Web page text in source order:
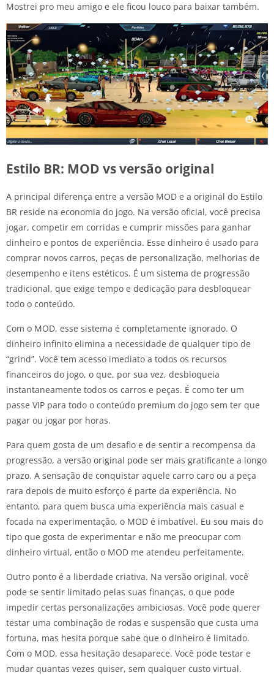
Mostrei pro meu amigo e ele ficou louco para baixar também.
Estilo BR: MOD vs versão original
A principal diferença entre a versão MOD e a original do Estilo
BR reside na economia do jogo. Na versão oficial, você precisa
jogar, competir em corridas e cumprir missões para ganhar
dinheiro e pontos de experiência. Esse dinheiro é usado para
comprar novos carros, peças de personalização, melhorias de
desempenho e itens estéticos. É um sistema de progressão
tradicional, que exige tempo e dedicação para desbloquear
todo o conteúdo.
Com o MOD, esse sistema é completamente ignorado. O
dinheiro infinito elimina a necessidade de qualquer tipo de
“grind”. Você tem acesso imediato a todos os recursos
financeiros do jogo, o que, por sua vez, desbloqueia
instantaneamente todos os carros e peças. É como ter um
passe VIP para todo o conteúdo premium do jogo sem ter que
pagar ou jogar por horas.
Para quem gosta de um desafio e de sentir a recompensa da
progressão, a versão original pode ser mais gratificante a longo
prazo. A sensação de conquistar aquele carro caro ou a peça
rara depois de muito esforço é parte da experiência. No
entanto, para quem busca uma experiência mais casual e
focada na experimentação, o MOD é imbatível. Eu sou mais do
tipo que gosta de experimentar e não me preocupar com
dinheiro virtual, então o MOD me atendeu perfeitamente.
Outro ponto é a liberdade criativa. Na versão original, você
pode se sentir limitado pelas suas finanças, o que pode
impedir certas personalizações ambiciosas. Você pode querer
testar uma combinação de rodas e suspensão que custa uma
fortuna, mas hesita porque sabe que o dinheiro é limitado.
Com o MOD, essa hesitação desaparece. Você pode testar e
mudar quantas vezes quiser, sem qualquer custo virtual.